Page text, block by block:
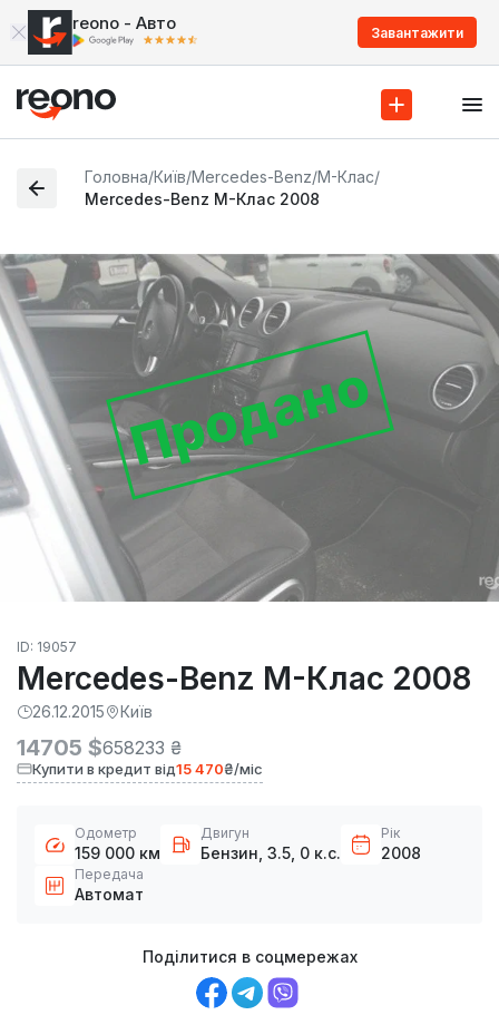
reono - Авто Завантажити
Головна/Київ/Mercedes-Benz/M-Клас/
Mercedes-Benz M-Клас 2008
Продано
ID: 19057
Mercedes-Benz M-Клас 2008
26.12.2015 Київ
14705 $658233 ₴
Купити в кредит від15 470₴/міс
Одометр
159 000 км
Двигун
Бензин, 3.5, 0 к.с.
Рік
2008
Передача
Автомат
Поділитися в соцмережах